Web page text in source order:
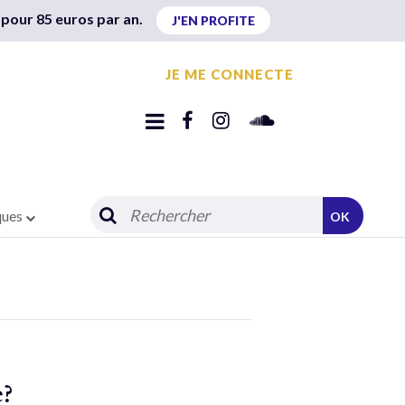
85 euros par an. J'EN PROFITE
JE ME CONNECTE
OK